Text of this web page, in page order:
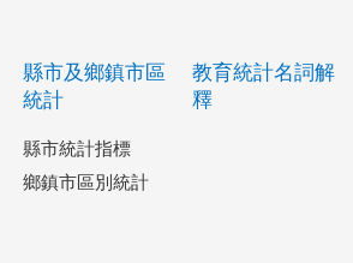
縣市及鄉鎮市區
統計
縣市統計指標
鄉鎮市區別統計
教育統計名詞解
釋